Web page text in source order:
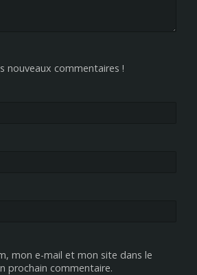
nouveaux commentaires !
mon e-mail et mon site dans le
prochain commentaire.